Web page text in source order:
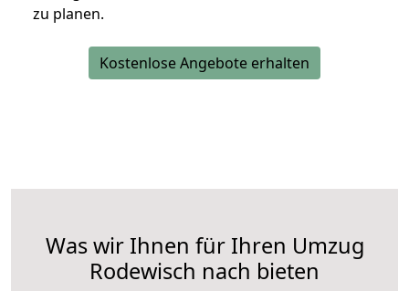
zu planen.
Kostenlose Angebote erhalten
Was wir Ihnen für Ihren Umzug
Rodewisch nach bieten